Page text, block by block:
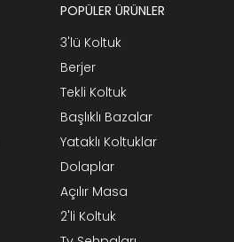
POPÜLER ÜRÜNLER
3'lü Koltuk
Berjer
Tekli Koltuk
Başlıklı Bazalar
Yataklı Koltuklar
Dolaplar
Açılır Masa
2'li Koltuk